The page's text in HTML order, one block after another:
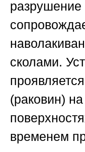
разрушение
сколами.
(раковин)
временем